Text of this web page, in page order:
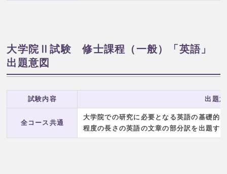
大学院Ⅱ試験 修士課程（一般）「英語」
出題意図
試験内容 出題
全コース共通
大学院での研究に必要となる英語の基礎的
程度の長さの英語の文章の部分訳を出題す